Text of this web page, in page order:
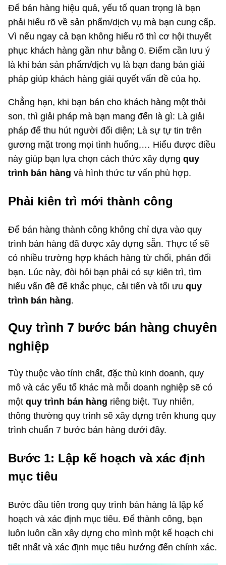
Để bán hàng hiệu quả, yếu tố quan trọng là bạn
phải hiểu rõ về sản phẩm/dịch vụ mà bạn cung cấp.
Vì nếu ngay cả bạn không hiểu rõ thì cơ hội thuyết
phục khách hàng gần như bằng 0. Điểm cần lưu ý
là khi bán sản phẩm/dịch vụ là bạn đang bán giải
pháp giúp khách hàng giải quyết vấn đề của họ.
Chẳng hạn, khi bạn bán cho khách hàng một thỏi
son, thì giải pháp mà bạn mang đến là gì: Là giải
pháp để thu hút người đối diện; Là sự tự tin trên
gương mặt trong mọi tình huống,… Hiểu được điều
này giúp bạn lựa chọn cách thức xây dựng quy
trình bán hàng và hình thức tư vấn phù hợp.
Phải kiên trì mới thành công
Để bán hàng thành công không chỉ dựa vào quy
trình bán hàng đã được xây dựng sẵn. Thực tế sẽ
có nhiều trường hợp khách hàng từ chối, phản đối
bạn. Lúc này, đòi hỏi bạn phải có sự kiên trì, tìm
hiểu vấn đề để khắc phục, cải tiến và tối ưu quy
trình bán hàng.
Quy trình 7 bước bán hàng chuyên
nghiệp
Tùy thuộc vào tính chất, đặc thù kinh doanh, quy
mô và các yếu tố khác mà mỗi doanh nghiệp sẽ có
một quy trình bán hàng riêng biệt. Tuy nhiên,
thông thường quy trình sẽ xây dựng trên khung quy
trình chuẩn 7 bước bán hàng dưới đây.
Bước 1: Lập kế hoạch và xác định
mục tiêu
Bước đầu tiên trong quy trình bán hàng là lập kế
hoạch và xác định mục tiêu. Để thành công, bạn
luôn luôn cần xây dựng cho mình một kế hoạch chi
tiết nhất và xác định mục tiêu hướng đến chính xác.